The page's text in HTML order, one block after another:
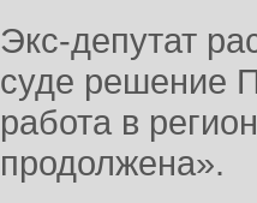
Экс-депутат
суде решение
работа в
продолжена».